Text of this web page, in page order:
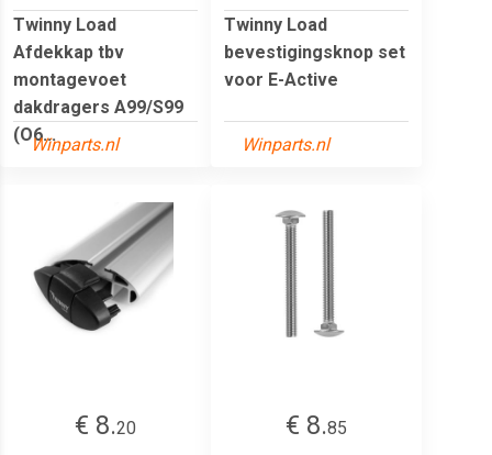
Twinny Load
Afdekkap tbv
montagevoet
dakdragers A99/S99
(O6...
Winparts.nl
Twinny Load
bevestigingsknop set
voor E-Active
Winparts.nl
€ 8.20 € 8.85